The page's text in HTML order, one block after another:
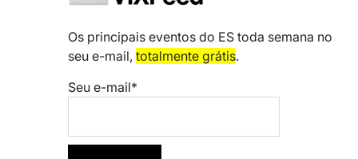
Os principais eventos do ES toda semana no
seu e-mail, totalmente grátis.
Seu e-mail*